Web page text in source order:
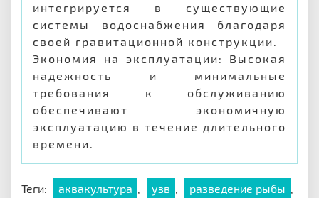
интегрируется в существующие
системы водоснабжения благодаря
своей гравитационной конструкции.
Экономия на эксплуатации: Высокая
надежность и минимальные
требования к обслуживанию
обеспечивают экономичную
эксплуатацию в течение длительного
времени.
Теги: аквакультура , узв , разведение рыбы ,